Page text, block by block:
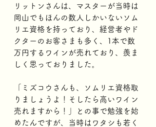
リットンさんは、マスターが当時は
岡山でもほんの数人しかいないソム
リエ資格を持っており、経営者やド
クターのお客さまも多く、1本で数
万円するワインが売れており、羨ま
しく思っておりました。
「ミズコウさんも、ソムリエ資格取
りましょうよ！そしたら高いワイン
売れますから！」との事で勉強を始
めたんですが、当時はワタシも若く